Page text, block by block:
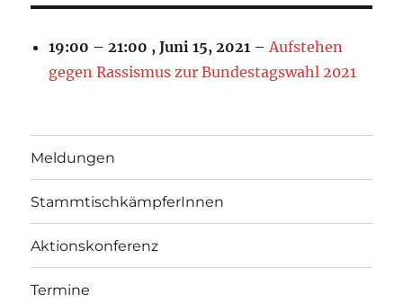
19:00 – 21:00 ,Juni 15, 2021 –Aufstehen
gegen Rassismus zur Bundestagswahl 2021
Meldungen
StammtischkämpferInnen
Aktionskonferenz
Termine